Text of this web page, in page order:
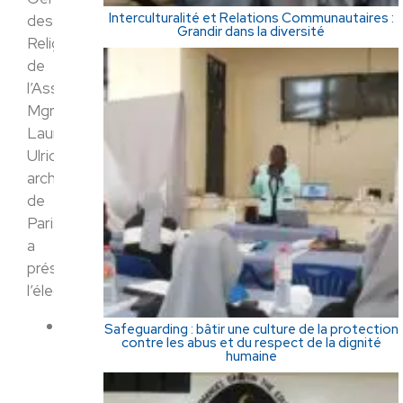
des
Religieuses
de
l’Assomption.
Mgr
Laurent
Ulrich,
archevêque
de
Paris,
a
présidé
l’élection.
célébration
Interculturalité et Relations Communautaires :
Grandir dans la diversité
Safeguarding : bâtir une culture de la protection
contre les abus et du respect de la dignité
humaine